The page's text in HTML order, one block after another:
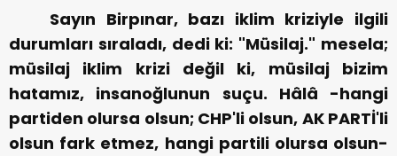
Sayın Birpınar, bazı iklim kriziyle ilgili
durumları sıraladı, dedi ki: "Müsilaj." mesela;
müsilaj iklim krizi değil ki, müsilaj bizim
hatamız, insanoğlunun suçu. Hâlâ -hangi
partiden olursa olsun; CHP'li olsun, AK PARTİ'li
olsun fark etmez, hangi partili olursa olsun-